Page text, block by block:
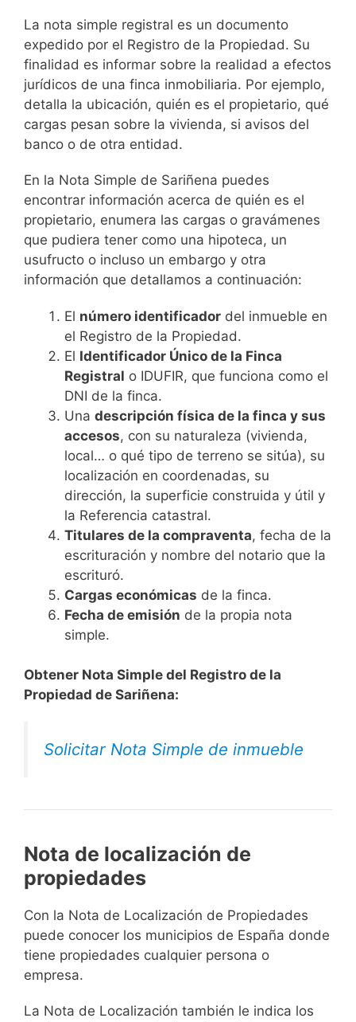
La nota simple registral es un documento
expedido por el Registro de la Propiedad. Su
finalidad es informar sobre la realidad a efectos
jurídicos de una finca inmobiliaria. Por ejemplo,
detalla la ubicación, quién es el propietario, qué
cargas pesan sobre la vivienda, si avisos del
banco o de otra entidad.
En la Nota Simple de Sariñena puedes
encontrar información acerca de quién es el
propietario, enumera las cargas o gravámenes
que pudiera tener como una hipoteca, un
usufructo o incluso un embargo y otra
información que detallamos a continuación:
El número identificador del inmueble en
el Registro de la Propiedad.
El Identificador Único de la Finca
Registral o IDUFIR, que funciona como el
DNI de la finca.
Una descripción física de la finca y sus
accesos, con su naturaleza (vivienda,
local… o qué tipo de terreno se sitúa), su
localización en coordenadas, su
dirección, la superficie construida y útil y
la Referencia catastral.
Titulares de la compraventa, fecha de la
escrituración y nombre del notario que la
escrituró.
Cargas económicas de la finca.
Fecha de emisión de la propia nota
simple.
Obtener Nota Simple del Registro de la
Propiedad de Sariñena:
Solicitar Nota Simple de inmueble
Nota de localización de
propiedades
Con la Nota de Localización de Propiedades
puede conocer los municipios de España donde
tiene propiedades cualquier persona o
empresa.
La Nota de Localización también le indica los